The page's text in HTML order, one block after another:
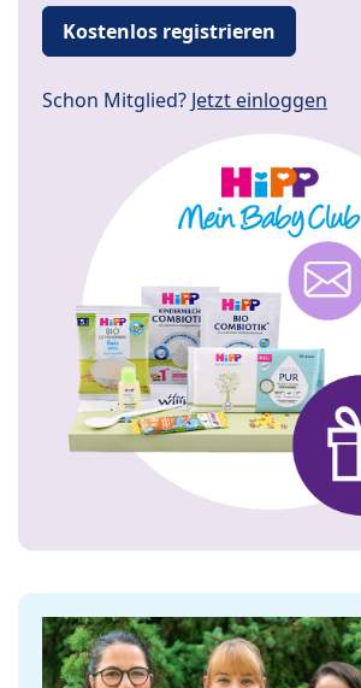
Kostenlos registrieren
Schon Mitglied? Jetzt einloggen